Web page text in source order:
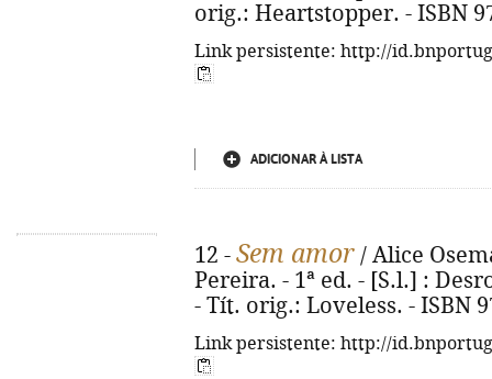
orig.: Heartstopper. - ISBN
Link persistente: http://
ADICIONAR À LISTA
12 - Sem amor / Alice
Pereira. - 1ª ed. - [S.l.] :
- Tít. orig.: Loveless. - ISBN
Link persistente: http://